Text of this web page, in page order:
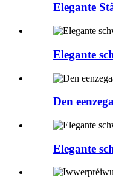
Elegante
Elegante
Den
Elegante